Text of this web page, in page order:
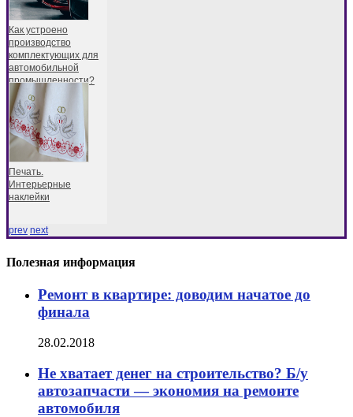
Как устроено
производство
комплектующих для
автомобильной
промышленности?
Печать.
Интерьерные
наклейки
prev next
Полезная информация
Ремонт в квартире: доводим начатое до
финала
28.02.2018
Не хватает денег на строительство? Б/у
автозапчасти — экономия на ремонте
автомобиля